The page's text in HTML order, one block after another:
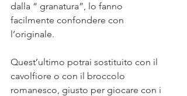
dalla “ granatura”, lo fanno
facilmente confondere con
l’originale. ⠀
Quest’ultimo potrai sostituito con il
cavolfiore o con il broccolo
romanesco, giusto per giocare con i